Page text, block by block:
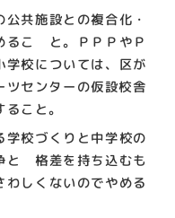
共施設との複合化・
るこ と。ＰＰＰやＰ
学校については、区が
センターの仮設校舎
こと。
校づくりと中学校の
と 格差を持ち込むも
しくないのでやめる